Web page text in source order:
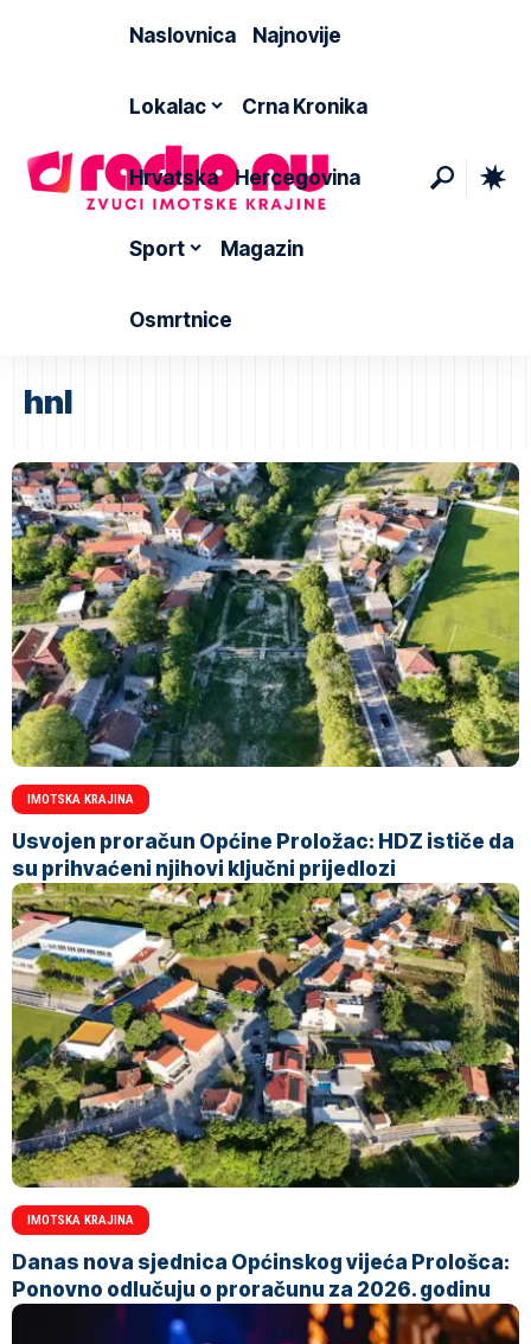
Naslovnica Najnovije
Lokalac Crna Kronika
Hrvatska Hercegovina
Sport Magazin
Osmrtnice
hnl
IMOTSKA KRAJINA
Usvojen proračun Općine Proložac: HDZ ističe da
su prihvaćeni njihovi ključni prijedlozi
IMOTSKA KRAJINA
Danas nova sjednica Općinskog vijeća Prološca:
Ponovno odlučuju o proračunu za 2026. godinu